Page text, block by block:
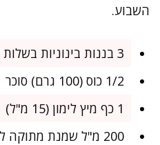
השבוע.
3 בננות בינוניות בשלות (כ-350 גרם, קלופות)
1/2 כוס (100 גרם) סוכר
1 כף מיץ לימון (15 מ"ל)